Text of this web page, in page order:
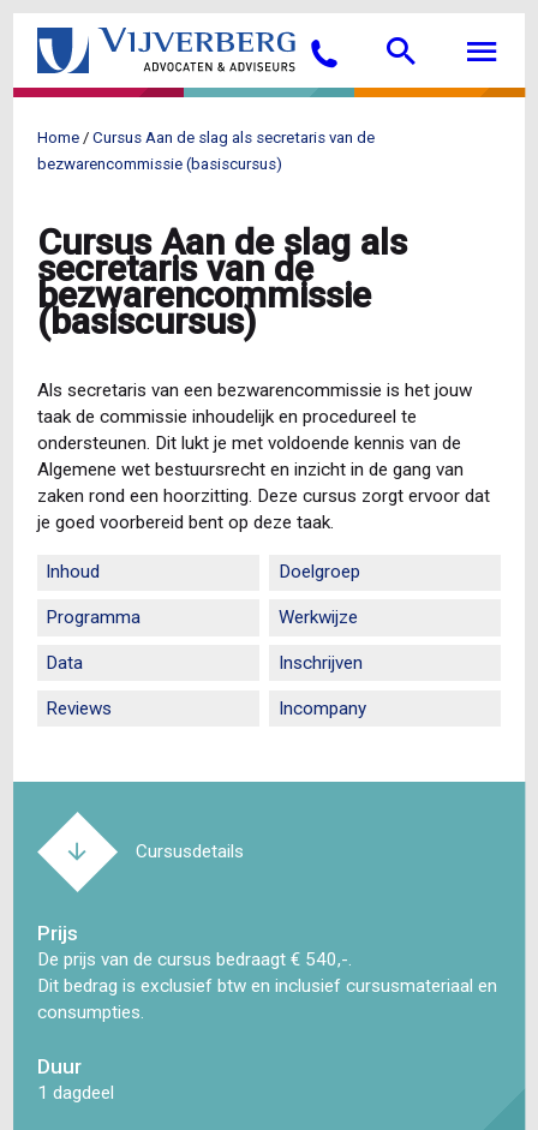
Overslaan
de
gaan
Bellen Search
Kruimelpad
Home
Cursus Aan de slag als secretaris van de
bezwarencommissie (basiscursus)
Cursus Aan de slag als
secretaris van de
bezwarencommissie
(basiscursus)
Als secretaris van een bezwarencommissie is het jouw
taak de commissie inhoudelijk en procedureel te
ondersteunen. Dit lukt je met voldoende kennis van de
Algemene wet bestuursrecht en inzicht in de gang van
zaken rond een hoorzitting. Deze cursus zorgt ervoor dat
je goed voorbereid bent op deze taak.
Inhoud Doelgroep
Programma Werkwijze
Data Inschrijven
Reviews Incompany
Cursusdetails
Prijs
De prijs van de cursus bedraagt € 540,-.
Dit bedrag is exclusief btw en inclusief cursusmateriaal en
consumpties.
Duur
1 dagdeel